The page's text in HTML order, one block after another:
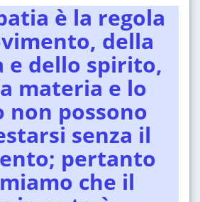
è la regola
della
e dello spirito,
materia e lo
non possono
senza il
pertanto
che il